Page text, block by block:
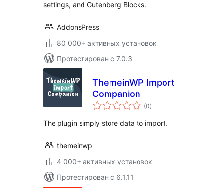
settings, and Gutenberg Blocks.
AddonsPress
80 000+ активных установок
Протестирован с 7.0.3
ThemeinWP Import
Companion
(0общий
рейтинг
)
The plugin simply store data to import.
themeinwp
4 000+ активных установок
Протестирован с 6.1.11